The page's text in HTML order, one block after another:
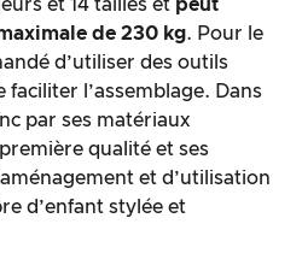
et 14 tailles et peut
de 230 kg. Pour le
d’utiliser des outils
l’assemblage. Dans
par ses matériaux
qualité et ses
et d’utilisation
d’enfant stylée et